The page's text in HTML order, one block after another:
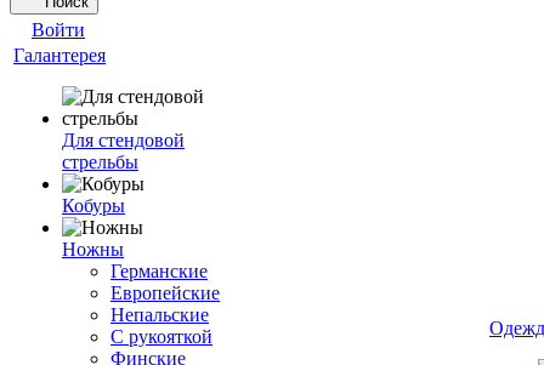
Войти
Галантерея
Для стендовой
стрельбы
Кобуры
Ножны
Германские
Европейские
Непальские
С рукояткой
Финские